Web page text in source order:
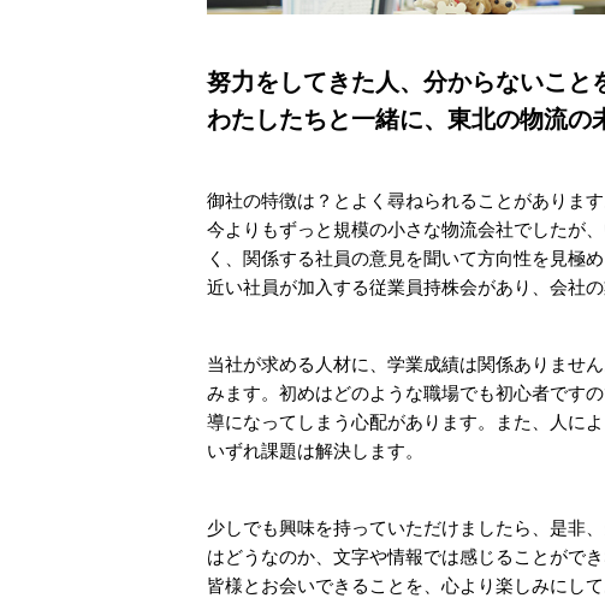
努力をしてきた人、分からないこと
わたしたちと一緒に、東北の物流の
御社の特徴は？とよく尋ねられることがありま
今よりもずっと規模の小さな物流会社でしたが
く、関係する社員の意見を聞いて方向性を見極
近い社員が加入する従業員持株会があり、会社
当社が求める人材に、学業成績は関係ありませ
みます。初めはどのような職場でも初心者です
導になってしまう心配があります。また、人に
いずれ課題は解決します。
少しでも興味を持っていただけましたら、是非
はどうなのか、文字や情報では感じることがで
皆様とお会いできることを、心より楽しみにして